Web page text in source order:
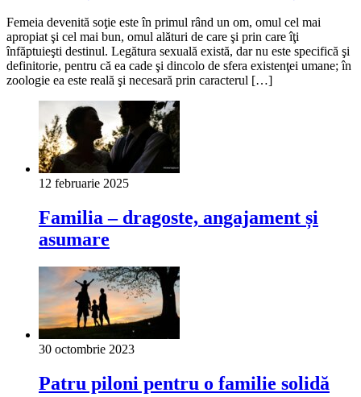
Femeia devenită soţie este în primul rând un om, omul cel mai
apropiat şi cel mai bun, omul alături de care şi prin care îţi
înfăptuieşti destinul. Legătura sexuală există, dar nu este specifică şi
definitorie, pentru că ea cade şi dincolo de sfera existenţei umane; în
zoologie ea este reală şi necesară prin caracterul […]
12 februarie 2025
Familia ‒ dragoste, angajament și
asumare
30 octombrie 2023
Patru piloni pentru o familie solidă